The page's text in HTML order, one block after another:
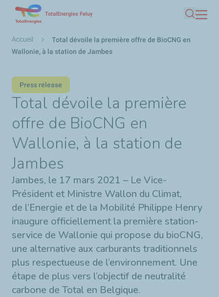
contenu
principal
TotalEnergies Feluy
Fil
d'Ariane
Accueil
Total dévoile la première offre de BioCNG en
Wallonie, à la station de Jambes
Press release
Total dévoile la première
offre de BioCNG en
Wallonie, à la station de
Jambes
Jambes, le 17 mars 2021 – Le Vice-
Président et Ministre Wallon du Climat,
de l’Energie et de la Mobilité Philippe Henry
inaugure officiellement la première station-
service de Wallonie qui propose du bioCNG,
une alternative aux carburants traditionnels
plus respectueuse de l’environnement. Une
étape de plus vers l’objectif de neutralité
carbone de Total en Belgique.